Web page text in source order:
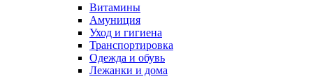
Витамины
Амуниция
Уход и гигиена
Транспортировка
Одежда и обувь
Лежанки и дома